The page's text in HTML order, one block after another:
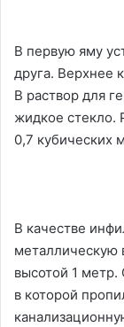
В первую яму
друга. Верхнее
В раствор для
жидкое стекло.
0,7 кубических
В качестве
металлическую
высотой 1
в которой